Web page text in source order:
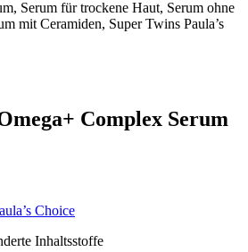
Complex Serum
Choice
Inhaltsstoffe